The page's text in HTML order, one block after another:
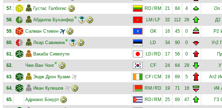
57. Густас Галбогис RD / RM 21 84 4 Оп
58. Абдалла Буханфер LM / LF 32 112 26 Д2
59. Салман Стивен GK 16 45 0 Р2
60. Леар Савикинк LD 34 90 0 Уг2
61. Вакаба Симогути LD / RD 17 56 0 Пд
62. Чже-Ван Чонг CF 24 64 29 У
63. Эндж Дрон Куаме CF/CM 19 69 5 Ат2
64. Иван Кулешов RM / RD 19 71 16 И4
65. Адриано Бокурт RD / RM 25 69 47 Г3